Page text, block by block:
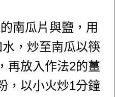
南瓜片與鹽，用
，炒至南瓜以筷
再放入作法2的薑
，以小火炒1分鐘